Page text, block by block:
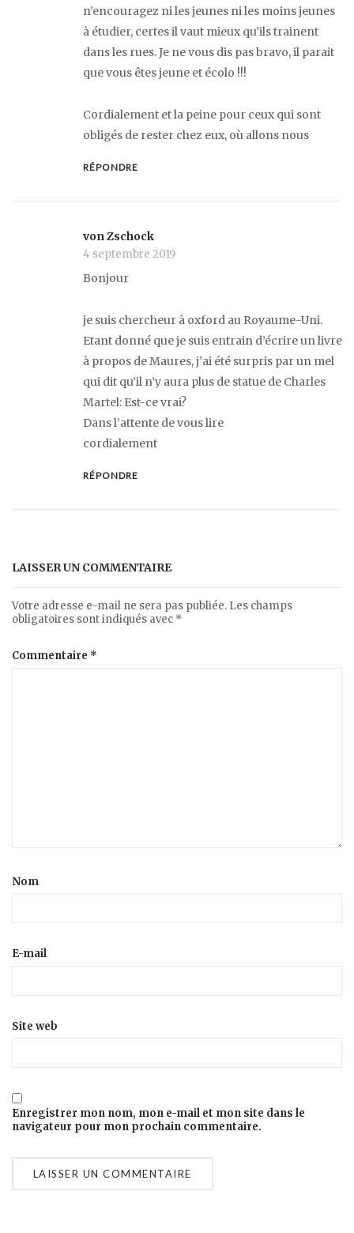
n’encouragez ni les jeunes ni les moins jeunes
à étudier, certes il vaut mieux qu’ils trainent
dans les rues. Je ne vous dis pas bravo, il parait
que vous êtes jeune et écolo !!!
Cordialement et la peine pour ceux qui sont
obligés de rester chez eux, où allons nous
RÉPONDRE
von Zschock
4 septembre 2019
Bonjour
je suis chercheur à oxford au Royaume-Uni.
Etant donné que je suis entrain d’écrire un livre
à propos de Maures, j’ai été surpris par un mel
qui dit qu’il n’y aura plus de statue de Charles
Martel: Est-ce vrai?
Dans l’attente de vous lire
cordialement
RÉPONDRE
LAISSER UN COMMENTAIRE
Votre adresse e-mail ne sera pas publiée. Les champs
obligatoires sont indiqués avec *
Commentaire *
Nom
E-mail
Site web
Enregistrer mon nom, mon e-mail et mon site dans le
navigateur pour mon prochain commentaire.